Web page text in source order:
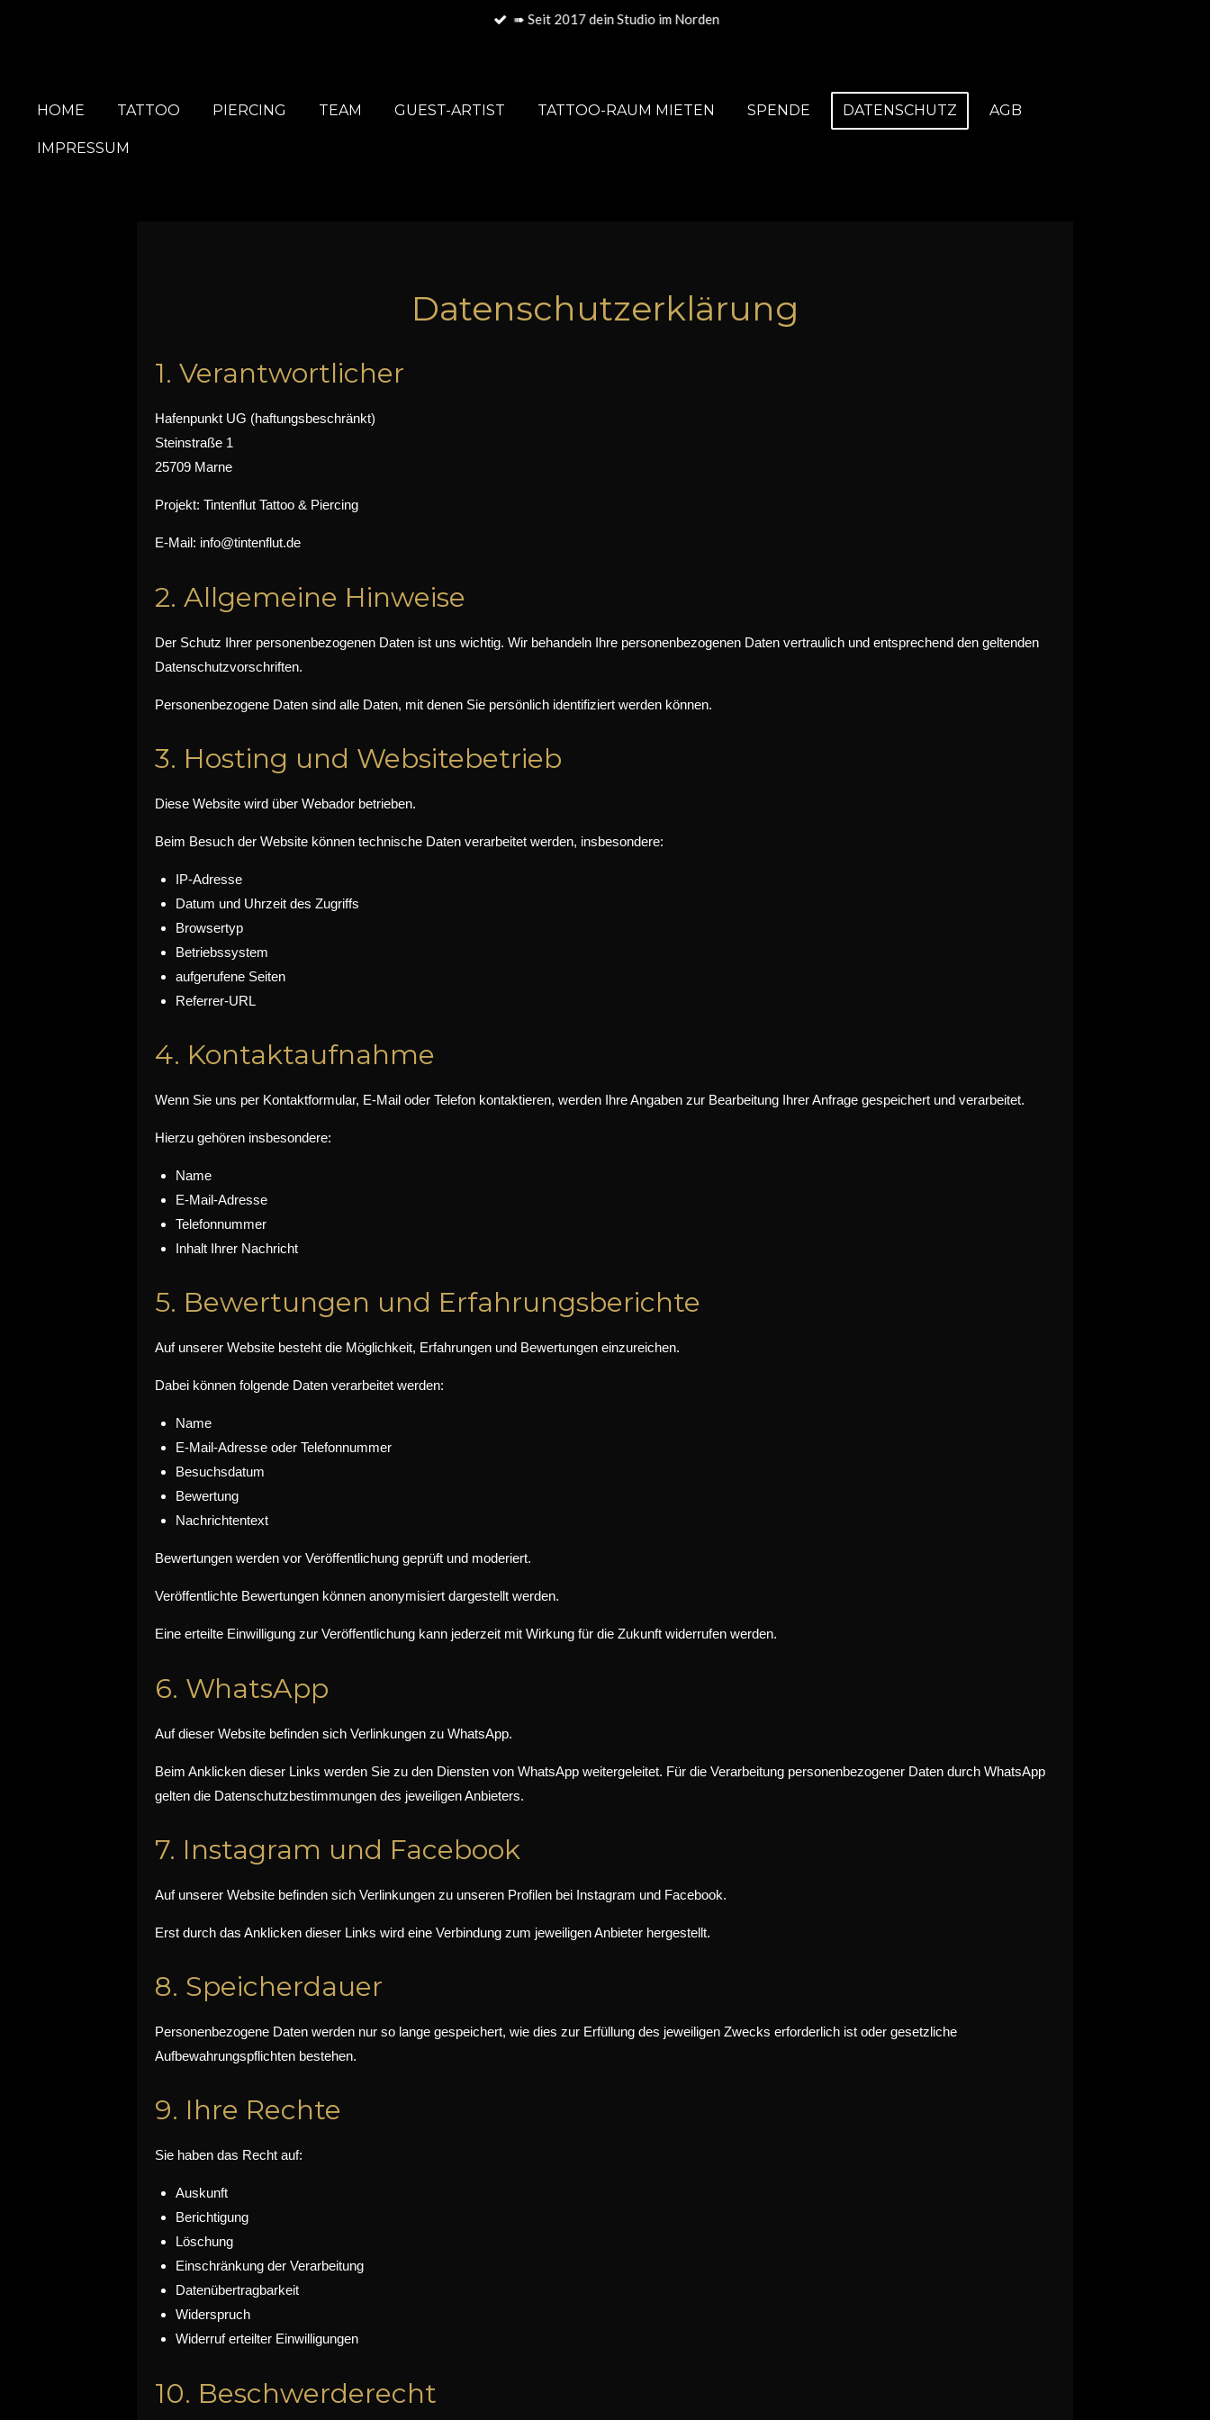
➠ Seit 2017 dein Studio im Norden
HOME TATTOO PIERCING TEAM GUEST-ARTIST TATTOO-RAUM MIETEN SPENDE DATENSCHUTZ AGB
IMPRESSUM
Datenschutzerklärung
1. Verantwortlicher
Hafenpunkt UG (haftungsbeschränkt)
Steinstraße 1
25709 Marne
Projekt: Tintenflut Tattoo & Piercing
E-Mail: info@tintenflut.de
2. Allgemeine Hinweise
Der Schutz Ihrer personenbezogenen Daten ist uns wichtig. Wir behandeln Ihre personenbezogenen Daten vertraulich und entsprechend den geltenden
Datenschutzvorschriften.
Personenbezogene Daten sind alle Daten, mit denen Sie persönlich identifiziert werden können.
3. Hosting und Websitebetrieb
Diese Website wird über Webador betrieben.
Beim Besuch der Website können technische Daten verarbeitet werden, insbesondere:
IP-Adresse
Datum und Uhrzeit des Zugriffs
Browsertyp
Betriebssystem
aufgerufene Seiten
Referrer-URL
4. Kontaktaufnahme
Wenn Sie uns per Kontaktformular, E-Mail oder Telefon kontaktieren, werden Ihre Angaben zur Bearbeitung Ihrer Anfrage gespeichert und verarbeitet.
Hierzu gehören insbesondere:
Name
E-Mail-Adresse
Telefonnummer
Inhalt Ihrer Nachricht
5. Bewertungen und Erfahrungsberichte
Auf unserer Website besteht die Möglichkeit, Erfahrungen und Bewertungen einzureichen.
Dabei können folgende Daten verarbeitet werden:
Name
E-Mail-Adresse oder Telefonnummer
Besuchsdatum
Bewertung
Nachrichtentext
Bewertungen werden vor Veröffentlichung geprüft und moderiert.
Veröffentlichte Bewertungen können anonymisiert dargestellt werden.
Eine erteilte Einwilligung zur Veröffentlichung kann jederzeit mit Wirkung für die Zukunft widerrufen werden.
6. WhatsApp
Auf dieser Website befinden sich Verlinkungen zu WhatsApp.
Beim Anklicken dieser Links werden Sie zu den Diensten von WhatsApp weitergeleitet. Für die Verarbeitung personenbezogener Daten durch WhatsApp
gelten die Datenschutzbestimmungen des jeweiligen Anbieters.
7. Instagram und Facebook
Auf unserer Website befinden sich Verlinkungen zu unseren Profilen bei Instagram und Facebook.
Erst durch das Anklicken dieser Links wird eine Verbindung zum jeweiligen Anbieter hergestellt.
8. Speicherdauer
Personenbezogene Daten werden nur so lange gespeichert, wie dies zur Erfüllung des jeweiligen Zwecks erforderlich ist oder gesetzliche
Aufbewahrungspflichten bestehen.
9. Ihre Rechte
Sie haben das Recht auf:
Auskunft
Berichtigung
Löschung
Einschränkung der Verarbeitung
Datenübertragbarkeit
Widerspruch
Widerruf erteilter Einwilligungen
10. Beschwerderecht